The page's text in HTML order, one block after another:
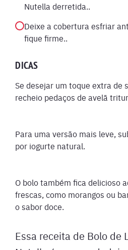
Nutella derretida..
Deixe a cobertura esfriar
fique firme..
DICAS
Se desejar um toque extra de
recheio pedaços de avelã
Para uma versão mais leve,
por iogurte natural.
O bolo também fica delicioso
frescas, como morangos ou
o sabor doce.
Essa receita de Bolo de